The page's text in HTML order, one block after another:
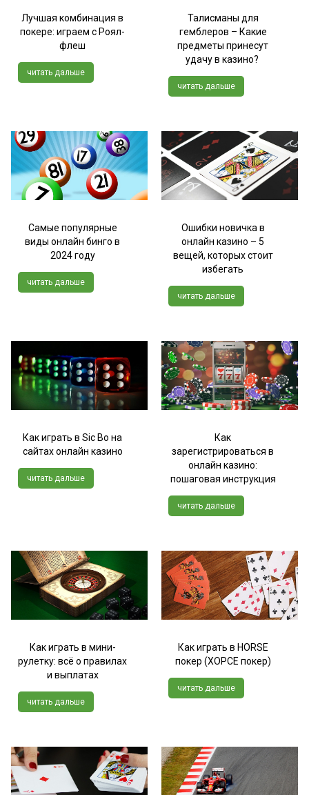
Лучшая комбинация в
покере: играем с Роял-
флеш
читать дальше
Талисманы для
гемблеров – Какие
предметы принесут
удачу в казино?
читать дальше
Самые популярные
виды онлайн бинго в
2024 году
читать дальше
Ошибки новичка в
онлайн казино – 5
вещей, которых стоит
избегать
читать дальше
Как играть в Sic Bo на
сайтах онлайн казино
читать дальше
Как
зарегистрироваться в
онлайн казино:
пошаговая инструкция
читать дальше
Как играть в мини-
рулетку: всё о правилах
и выплатах
читать дальше
Как играть в HORSE
покер (ХОРСЕ покер)
читать дальше